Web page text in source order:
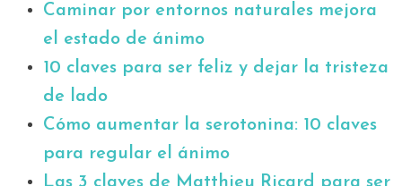
Caminar por entornos naturales mejora
el estado de ánimo
10 claves para ser feliz y dejar la tristeza
de lado
Cómo aumentar la serotonina: 10 claves
para regular el ánimo
Las 3 claves de Matthieu Ricard para ser